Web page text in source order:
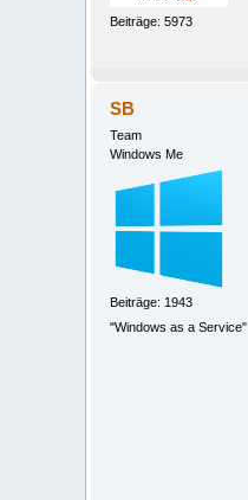
Beiträge: 5973
SB
Team
Windows Me
Beiträge: 1943
"Windows as a Service"